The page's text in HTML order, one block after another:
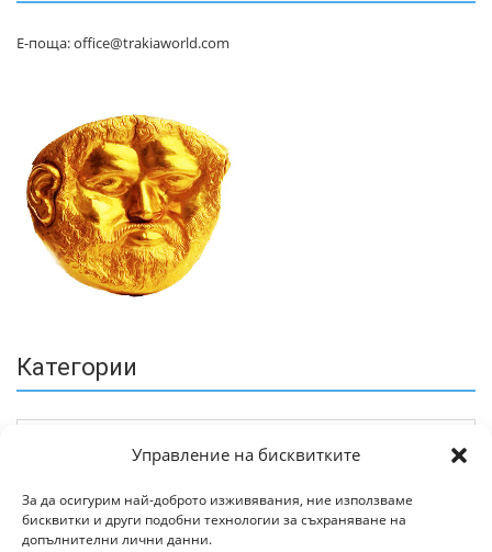
Управление на бисквитките
За да осигурим най-доброто изживявания, ние използваме
бисквитки и други подобни технологии за съхраняване на
допълнителни лични данни.
Е-поща: office@trakiaworld.com
Категории
Архив